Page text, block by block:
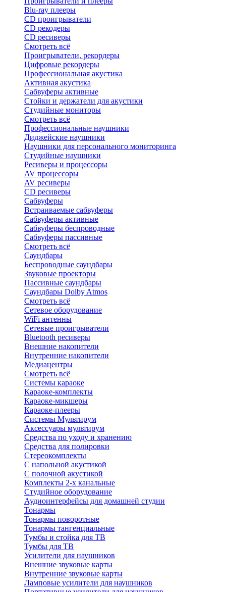
Blu-ray плееры
CD проигрыватели
CD рекодеры
CD ресиверы
Смотреть всё
Проигрыватели, рекордеры
Цифровые рекордеры
Профессиональная акустика
Активная акустика
Сабвуферы активные
Стойки и держатели для акустики
Студийные мониторы
Смотреть всё
Профессиональные наушники
Диджейские наушники
Наушники для персонального мониторинга
Студийные наушники
Ресиверы и процессоры
AV процессоры
AV ресиверы
CD ресиверы
Сабвуферы
Встраиваемые сабвуферы
Сабвуферы активные
Сабвуферы беспроводные
Сабвуферы пассивные
Смотреть всё
Саундбары
Беспроводные саундбары
Звуковые проекторы
Пассивные саундбары
Саундбары Dolby Atmos
Смотреть всё
Сетевое оборудование
WiFi антенны
Сетевые проигрыватели
Bluetooth ресиверы
Внешние накопители
Внутренние накопители
Медиацентры
Смотреть всё
Системы караоке
Караоке-комплекты
Караоке-микшеры
Караоке-плееры
Системы Мультирум
Аксессуары мультирум
Средства по уходу и хранению
Средства для полировки
Стереокомплекты
C напольной акустикой
C полочной акустикой
Комплекты 2-х канальные
Студийное оборудование
Аудиоинтерфейсы для домашней студии
Тонармы
Тонармы поворотные
Тонармы тангенциальные
Тумбы и стойка для ТВ
Тумбы для ТВ
Усилители для наушников
Внешние звуковые карты
Внутренние звуковые карты
Ламповые усилители для наушников